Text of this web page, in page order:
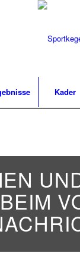
Kader